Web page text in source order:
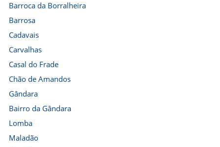
Barroca da Borralheira
Barrosa
Cadavais
Carvalhas
Casal do Frade
Chão de Amandos
Gândara
Bairro da Gândara
Lomba
Maladão